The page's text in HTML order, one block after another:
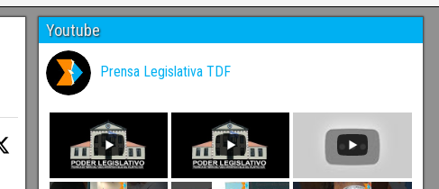
Youtube
Prensa Legislativa TDF